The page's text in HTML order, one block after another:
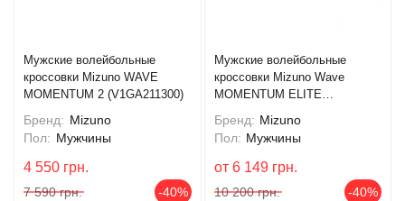
Мужские волейбольные
кроссовки Mizuno WAVE
MOMENTUM 2 (V1GA211300)
Бренд: Mizuno
Пол: Мужчины
4 550 грн.
7 590 грн. -40%
Мужские волейбольные
кроссовки Mizuno Wave
MOMENTUM ELITE
Бренд: Mizuno
Пол: Мужчины
от 6 149 грн.
10 200 грн. -40%